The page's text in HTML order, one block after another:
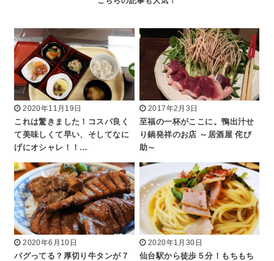
2020年11月19日
これは驚きました！コスパ良く
て美味しくて早い、そしてなに
げにオシャレ！！…
2017年2月3日
至福の一杯がここに。鴨出汁せ
り鍋発祥のお店 ～居酒屋 侘び
助～
2020年6月10日
バグってる？厚切り牛タンが７
2020年1月30日
仙台駅から徒歩５分！もちもち